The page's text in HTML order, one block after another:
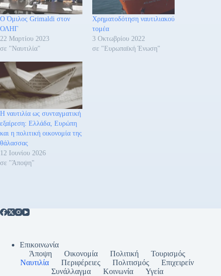
Ο Όμιλος Grimaldi στον
ΟΛΗΓ
22 Μαρτίου 2023
σε "Ναυτιλία"
Χρηματοδότηση ναυτιλιακού
τομέα
3 Οκτωβρίου 2022
σε "Ευρωπαϊκή Ένωση"
Η ναυτιλία ως συνταγματική
εξαίρεση: Ελλάδα, Ευρώπη
και η πολιτική οικονομία της
θάλασσας
12 Ιουνίου 2026
σε "Άποψη"
Επικοινωνία
Άποψη
Οικονομία Πολιτική
Τουρισμός
Ναυτιλία
Περιφέρειες Πολιτισμός
Επιχειρείν
Συνάλλαγμα
Κοινωνία Υγεία